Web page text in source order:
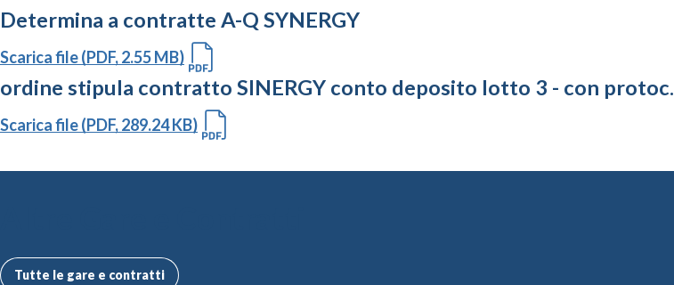
Determina a contratte A-Q SYNERGY
Scarica file (PDF, 2.55 MB)
ordine stipula contratto SINERGY conto deposito lotto 3 - con protoc.
Scarica file (PDF, 289.24 KB)
Tutte le gare e contratti